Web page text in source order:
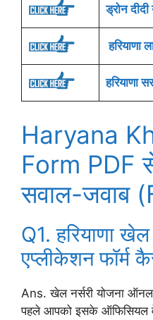
ड्रोन
हरियाणा
हरियाणा
Haryana
Form PDF
सवाल-जवाब
Q1. हरियाणा खेल
एप्लीकेशन फॉर्म
Ans. खेल नर्सरी योजना
पहले आपको इसके ऑफिसियल